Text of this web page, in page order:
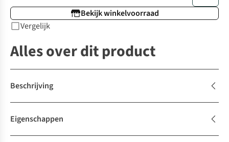
Bekijk winkelvoorraad
Vergelijk
Alles over dit product
Beschrijving
Eigenschappen